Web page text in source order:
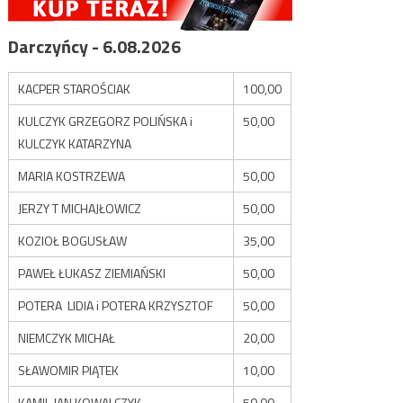
Darczyńcy - 6.08.2026
KACPER STAROŚCIAK
100,00
KULCZYK GRZEGORZ POLIŃSKA i
KULCZYK KATARZYNA
50,00
MARIA KOSTRZEWA
50,00
JERZY T MICHAJŁOWICZ
50,00
KOZIOŁ BOGUSŁAW
35,00
PAWEŁ ŁUKASZ ZIEMIAŃSKI
50,00
POTERA LIDIA i POTERA KRZYSZTOF
50,00
NIEMCZYK MICHAŁ
20,00
SŁAWOMIR PIĄTEK
10,00